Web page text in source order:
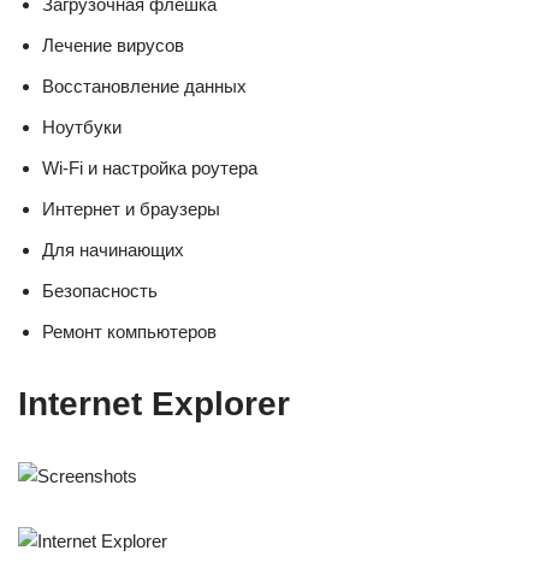
Загрузочная флешка
Лечение вирусов
Восстановление данных
Ноутбуки
Wi-Fi и настройка роутера
Интернет и браузеры
Для начинающих
Безопасность
Ремонт компьютеров
Internet Explorer